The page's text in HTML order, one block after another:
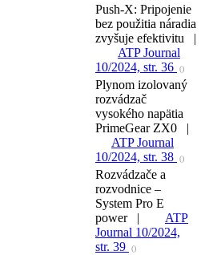
Push-X: Pripojenie
bez použitia náradia
zvyšuje efektivitu |
ATP Journal
10/2024, str. 36
()
Plynom izolovaný
rozvádzač
vysokého napätia
PrimeGear ZX0 |
ATP Journal
10/2024, str. 38
()
Rozvádzače a
rozvodnice –
System Pro E
power |
ATP
Journal 10/2024,
str. 39
()